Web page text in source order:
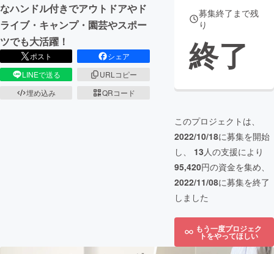
なハンドル付きでアウトドアやド
ライブ・キャンプ・園芸やスポー
ツでも大活躍！
ポスト
シェア
LINEで送る
URLコピー
埋め込み
QRコード
募集終了まで残
り
終了
このプロジェクトは、
2022/10/18に募集を開始
し、 13人の支援により
95,420円の資金を集め、
2022/11/08に募集を終了
しました
もう一度プロジェク
トをやってほしい